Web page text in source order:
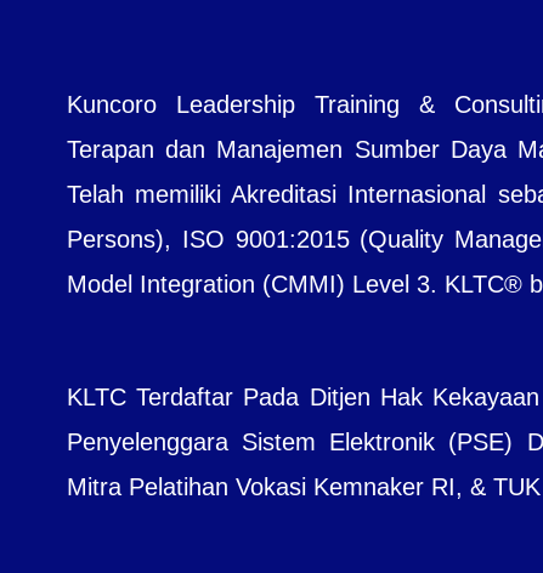
Kuncoro Leadership Training &
Terapan dan Manajemen Sumber Daya
Telah memiliki Akreditasi Internasional
Persons), ISO 9001:2015 (Quality
Model Integration (CMMI) Level 3. KLTC®
KLTC Terdaftar Pada Ditjen Hak
Penyelenggara Sistem Elektronik (PSE)
Mitra Pelatihan Vokasi Kemnaker RI, &